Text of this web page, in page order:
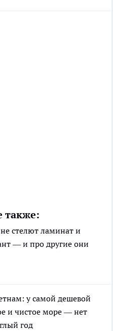
также:
стелют ламинат и
— и про другие они
у самой дешевой
и чистое море — нет
год